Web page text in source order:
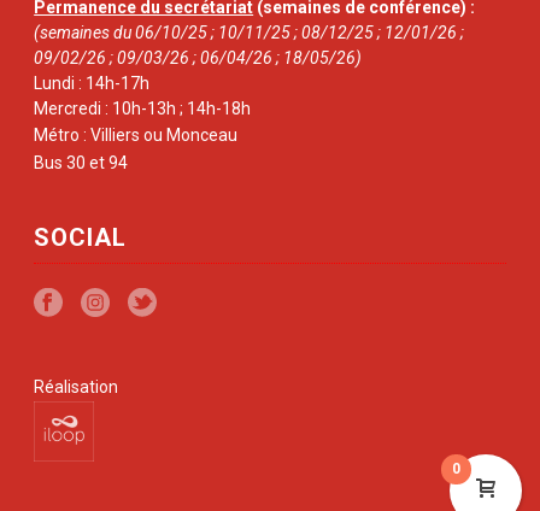
Permanence du secrétariat (semaines de conférence) :
(semaines du 06/10/25 ; 10/11/25 ; 08/12/25 ; 12/01/26 ;
09/02/26 ; 09/03/26 ; 06/04/26 ; 18/05/26)
Lundi : 14h-17h
Mercredi : 10h-13h ; 14h-18h
Métro : Villiers ou Monceau
Bus 30 et 94
SOCIAL
Réalisation
0